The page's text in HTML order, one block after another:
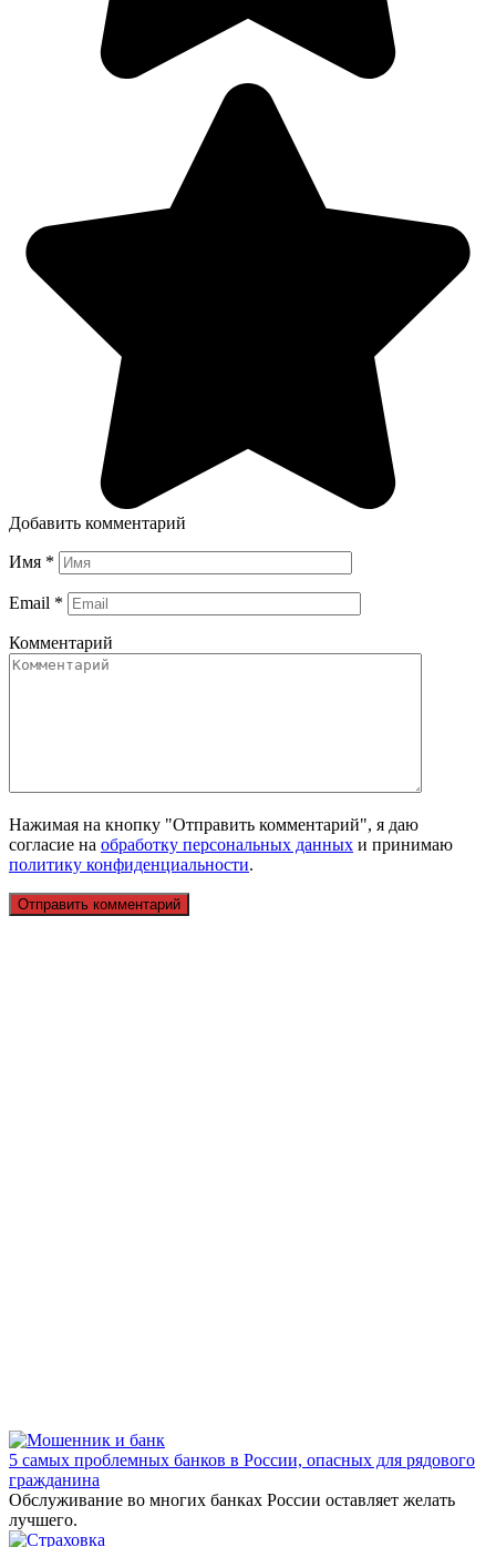
Добавить комментарий
Имя *
Email *
Комментарий
Нажимая на кнопку "Отправить комментарий", я даю
согласие на обработку персональных данных и принимаю
политику конфиденциальности.
5 самых проблемных банков в России, опасных для рядового
гражданина
Обслуживание во многих банках России оставляет желать
лучшего.